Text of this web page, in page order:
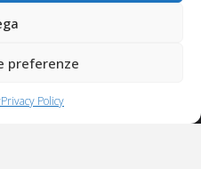
preferenze
Privacy Policy
del 23/12/2004 sez. mutualità